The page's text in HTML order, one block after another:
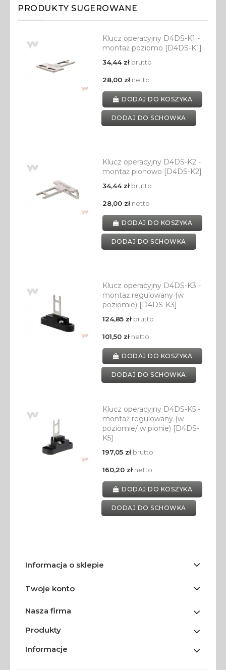
PRODUKTY SUGEROWANE
Klucz operacyjny D4DS-K1 -
montaż poziomo [D4DS-K1]
34,44 złbrutto
28,00 złnetto
DODAJ DO KOSZYKA
DODAJ DO SCHOWKA
Klucz operacyjny D4DS-K2 -
montaż pionowo [D4DS-K2]
34,44 złbrutto
28,00 złnetto
DODAJ DO KOSZYKA
DODAJ DO SCHOWKA
Klucz operacyjny D4DS-K3 -
montaż regulowany (w
poziomie) [D4DS-K3]
124,85 złbrutto
101,50 złnetto
DODAJ DO KOSZYKA
DODAJ DO SCHOWKA
Klucz operacyjny D4DS-K5 -
montaż regulowany (w
poziomie/ w pionie) [D4DS-
K5]
197,05 złbrutto
160,20 złnetto
DODAJ DO KOSZYKA
DODAJ DO SCHOWKA
Informacja o sklepie
Twoje konto
Nasza firma
Produkty
Informacje